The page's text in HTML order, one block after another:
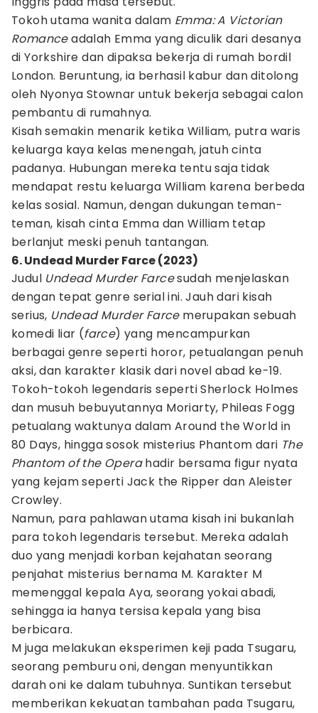
Tokoh utama wanita dalam Emma: A Victorian
Romanceadalah Emma yang diculik dari desanya
di Yorkshire dan dipaksa bekerja di rumah bordil
London. Beruntung, ia berhasil kabur dan ditolong
oleh Nyonya Stownar untuk bekerja sebagai calon
pembantu di rumahnya.
Kisah semakin menarik ketika William, putra waris
keluarga kaya kelas menengah, jatuh cinta
padanya. Hubungan mereka tentu saja tidak
mendapat restu keluarga William karena berbeda
kelas sosial. Namun, dengan dukungan teman-
teman, kisah cinta Emma dan William tetap
berlanjut meski penuh tantangan.
6. Undead Murder Farce (2023)
Judul Undead Murder Farcesudah menjelaskan
dengan tepat genre serial ini. Jauh dari kisah
serius, Undead Murder Farcemerupakan sebuah
komedi liar (farce) yang mencampurkan
berbagai genre seperti horor, petualangan penuh
aksi, dan karakter klasik dari novel abad ke-19.
Tokoh-tokoh legendaris seperti Sherlock Holmes
dan musuh bebuyutannya Moriarty, Phileas Fogg
petualang waktunya dalam Around the World in
80 Days, hingga sosok misterius Phantom dari The
Phantom of the Operahadir bersama figur nyata
yang kejam seperti Jack the Ripper dan Aleister
Crowley.
Namun, para pahlawan utama kisah ini bukanlah
para tokoh legendaris tersebut. Mereka adalah
duo yang menjadi korban kejahatan seorang
penjahat misterius bernama M. Karakter M
memenggal kepala Aya, seorang yokai abadi,
sehingga ia hanya tersisa kepala yang bisa
berbicara.
M juga melakukan eksperimen keji pada Tsugaru,
seorang pemburu oni, dengan menyuntikkan
darah oni ke dalam tubuhnya. Suntikan tersebut
memberikan kekuatan tambahan pada Tsugaru,